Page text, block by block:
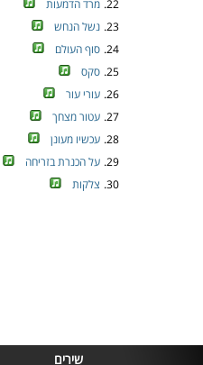
22. מרד הדמעות
23. נשל הנחש
24. סוף העולם
25. סקס
26. עורי עור
27. עטור מצחך
28. עכשיו מעונן
29. על הכנרת בזריחה
30. צלקות
שירים